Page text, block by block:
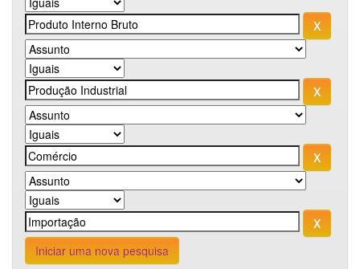
Iniciar uma nova pesquisa